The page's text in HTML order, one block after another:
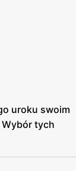
uroku swoim
Wybór tych